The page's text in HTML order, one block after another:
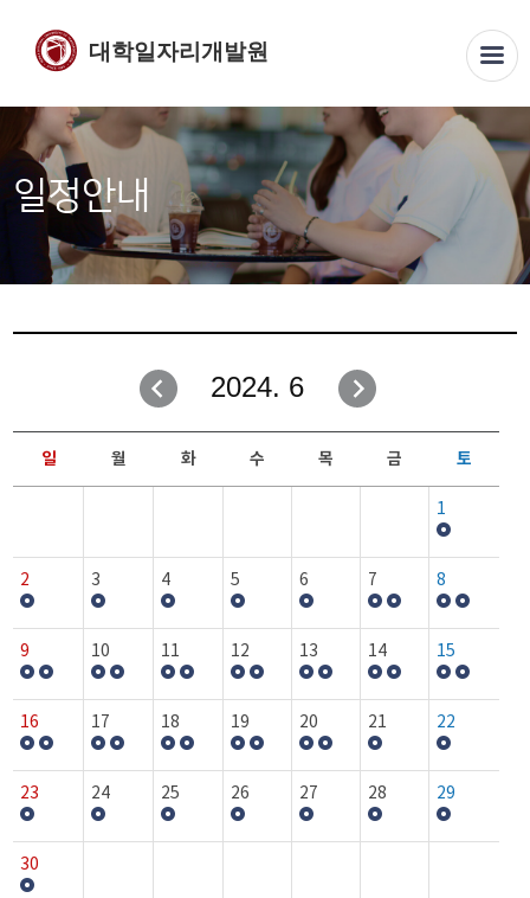
대학일자리개발원
일정안내
2024. 6
일 월 화 수 목 금 토
1
2 3 4 5 6 7 8
9 10 11 12 13 14 15
16 17 18 19 20 21 22
23 24 25 26 27 28 29
30